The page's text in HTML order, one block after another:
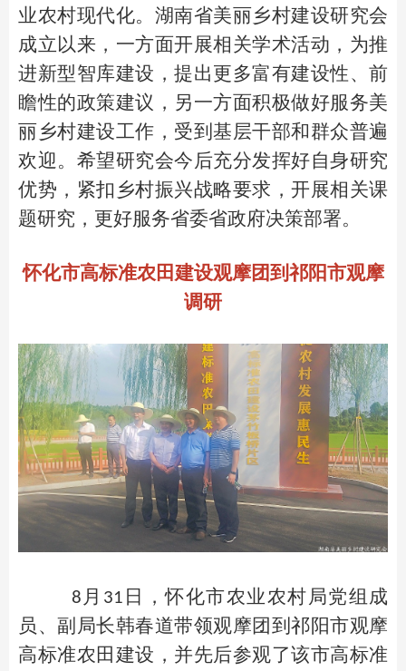
业农村现代化。湖南省美丽乡村建设研究会
成立以来，一方面开展相关学术活动，为推
进新型智库建设，提出更多富有建设性、前
瞻性的政策建议，另一方面积极做好服务美
丽乡村建设工作，受到基层干部和群众普遍
欢迎。希望研究会今后充分发挥好自身研究
优势，紧扣乡村振兴战略要求，开展相关课
题研究，更好服务省委省政府决策部署。
怀化市高标准农田建设观摩团到祁阳市观摩
调研
8 月 31 日，怀化市农业农村局党组成
员、副局长韩春道带领观摩团到祁阳市观摩
高标准农田建设，并先后参观了该市高标准